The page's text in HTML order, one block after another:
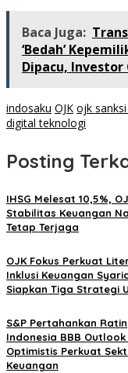
Baca Juga:
‘Bedah’
Dipacu,
indosaku OJK ojk
digital teknologi
Posting
IHSG Melesat 10,5%,
Stabilitas Keuangan
Tetap Terjaga
OJK Fokus Perkuat
Inklusi Keuangan
Siapkan Tiga Strategi
S&P Pertahankan
Indonesia BBB
Optimistis Perkuat
Keuangan